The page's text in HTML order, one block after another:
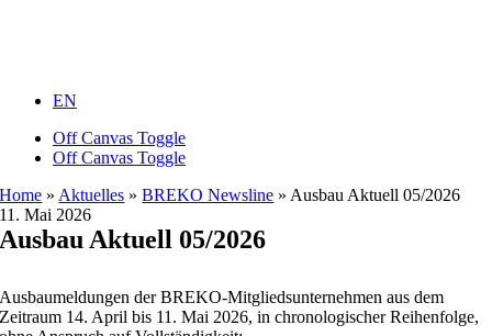
EN
Off Canvas Toggle
Off Canvas Toggle
Home » Aktuelles »BREKO Newsline » Ausbau Aktuell 05/2026
11. Mai 2026
Ausbau Aktuell 05/2026
Ausbaumeldungen der BREKO-Mitgliedsunternehmen aus dem
Zeitraum 14. April bis 11. Mai 2026, in chronologischer Reihenfolge,